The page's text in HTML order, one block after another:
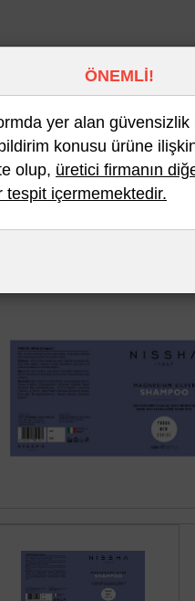
DETAYI
Bildirim En Çok
ÖNEMLİ!
yer alan güvensizlik
konusu ürüne
olup, üretici firmanın
tespit içermemektedir.